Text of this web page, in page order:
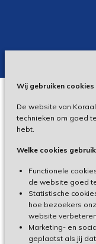
Wij gebruiken cookies
De website van
technieken om goed
hebt.
Welke cookies
Functionele
de website goed
Statistische
hoe bezoekers
website
Marketing- en
geplaatst als jij